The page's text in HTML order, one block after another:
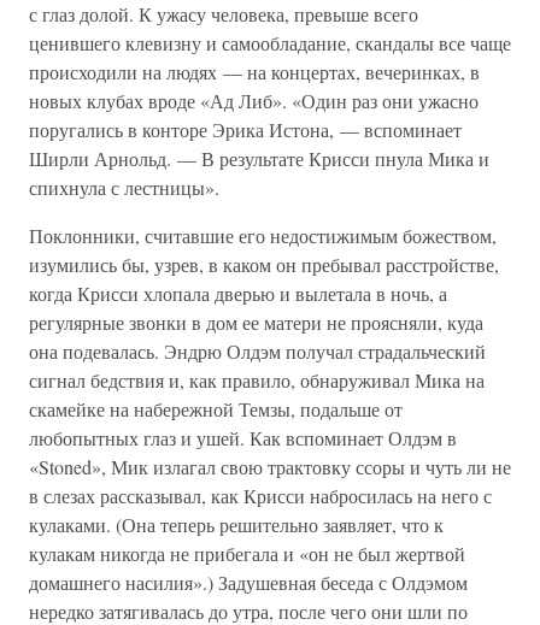
с глаз долой. К ужасу человека, превыше всего
ценившего клевизну и самообладание, скандалы все чаще
происходили на людях — на концертах, вечеринках, в
новых клубах вроде «Ад Либ». «Один раз они ужасно
поругались в конторе Эрика Истона, — вспоминает
Ширли Арнольд. — В результате Крисси пнула Мика и
спихнула с лестницы».
Поклонники, считавшие его недостижимым божеством,
изумились бы, узрев, в каком он пребывал расстройстве,
когда Крисси хлопала дверью и вылетала в ночь, а
регулярные звонки в дом ее матери не проясняли, куда
она подевалась. Эндрю Олдэм получал страдальческий
сигнал бедствия и, как правило, обнаруживал Мика на
скамейке на набережной Темзы, подальше от
любопытных глаз и ушей. Как вспоминает Олдэм в
«Stoned», Мик излагал свою трактовку ссоры и чуть ли не
в слезах рассказывал, как Крисси набросилась на него с
кулаками. (Она теперь решительно заявляет, что к
кулакам никогда не прибегала и «он не был жертвой
домашнего насилия».) Задушевная беседа с Олдэмом
нередко затягивалась до утра, после чего они шли по